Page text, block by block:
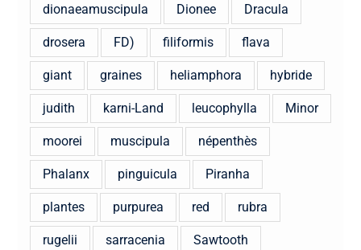
dionaeamuscipula Dionee Dracula
drosera FD) filiformis flava
giant graines heliamphora hybride
judith karni-Land leucophylla Minor
moorei muscipula népenthès
Phalanx pinguicula Piranha
plantes purpurea red rubra
rugelii sarracenia Sawtooth